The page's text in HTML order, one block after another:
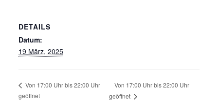
DETAILS
Datum:
19 März, 2025
Von 17:00 Uhr bis 22:00 Uhr
geöffnet
Von 17:00 Uhr bis 22:00 Uhr
geöffnet